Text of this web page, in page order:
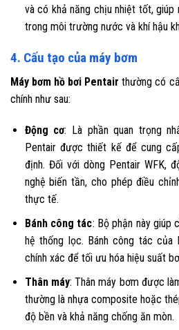
và có khả năng chịu nhiệt tốt,
trong môi trường nước và khí hậu
4. Cấu tạo của máy bơm
Máy bơm hồ bơi Pentair thường có
chính như sau:
Động cơ: Là phần quan trọng
Pentair được thiết kế để cung
định. Đối với dòng Pentair WFK,
nghệ biến tần, cho phép điều
thực tế.
Bánh công tác: Bộ phận này giúp
hệ thống lọc. Bánh công tác của
chính xác để tối ưu hóa hiệu suất
Thân máy: Thân máy bơm được
thường là nhựa composite hoặc
độ bền và khả năng chống ăn mòn.